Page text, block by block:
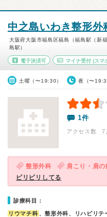
中之島いわき整形外
大阪府大阪市福島区福島（福島駅（新
島駅）
電子決済可 マイナ受付(スマ
土曜（〜19:30） 夜（〜
1件
アクセス数 7
整形外科 肩こり・肩の
ピリピリしてる
診療科目：
リウマチ科 、整形外科、リハビリテ